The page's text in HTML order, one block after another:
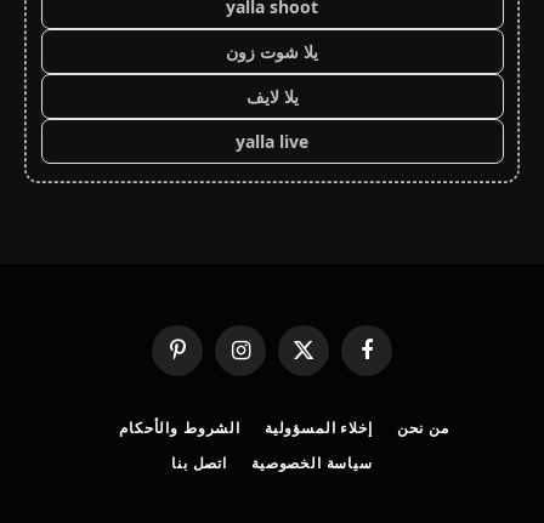
yalla shoot
يلا شوت زون
يلا لايف
yalla live
فيسبوك
X
(Twitter)
الانستغرامبينتيريست
من نحن إخلاء المسؤولية
الشروط والأحكام
سياسة الخصوصية
اتصل بنا